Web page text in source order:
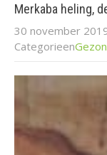
Merkaba heling,
30 november
Categorieen